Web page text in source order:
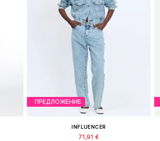
ПРЕДЛОЖЕНИЕ
INFLUENCER
71,91 €